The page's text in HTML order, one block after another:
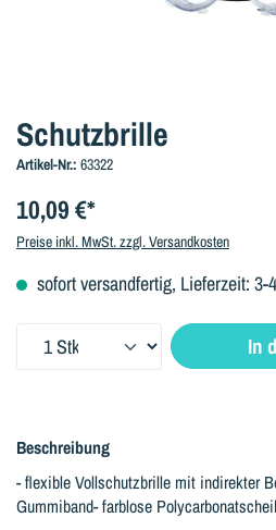
Schutzbrille
Artikel-Nr.: 63322
10,09 €*
Preise inkl. MwSt. zzgl. Versandkosten
sofort versandfertig, Lieferzeit: 3-
Produkt Anzahl: Gib den
In
Beschreibung
- flexible Vollschutzbrille mit indirekter
Gummiband- farblose